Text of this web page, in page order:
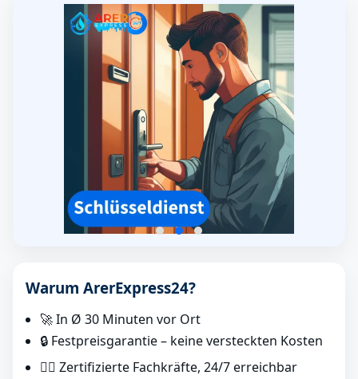
Warum ArerExpress24?
🚀 In Ø 30 Minuten vor Ort
🔒 Festpreisgarantie – keine versteckten Kosten
👷‍♂️ Zertifizierte Fachkräfte, 24/7 erreichbar